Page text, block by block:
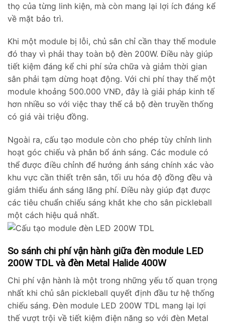
thọ của từng linh kiện, mà còn mang lại lợi ích đáng kể
về mặt bảo trì.
Khi một module bị lỗi, chủ sân chỉ cần thay thế module
đó thay vì phải thay toàn bộ đèn 200W. Điều này giúp
tiết kiệm đáng kể chi phí sửa chữa và giảm thời gian
sân phải tạm dừng hoạt động. Với chi phí thay thế một
module khoảng 500.000 VNĐ, đây là giải pháp kinh tế
hơn nhiều so với việc thay thế cả bộ đèn truyền thống
có giá vài triệu đồng.
Ngoài ra, cấu tạo module còn cho phép tùy chỉnh linh
hoạt góc chiếu và phân bổ ánh sáng. Các module có
thể được điều chỉnh để hướng ánh sáng chính xác vào
khu vực cần thiết trên sân, tối ưu hóa độ đồng đều và
giảm thiểu ánh sáng lãng phí. Điều này giúp đạt được
các tiêu chuẩn chiếu sáng khắt khe cho sân pickleball
một cách hiệu quả nhất.
So sánh chi phí vận hành giữa đèn module LED
200W TDL và đèn Metal Halide 400W
Chi phí vận hành là một trong những yếu tố quan trọng
nhất khi chủ sân pickleball quyết định đầu tư hệ thống
chiếu sáng. Đèn module LED 200W TDL mang lại lợi
thế vượt trội về tiết kiệm điện năng so với đèn Metal